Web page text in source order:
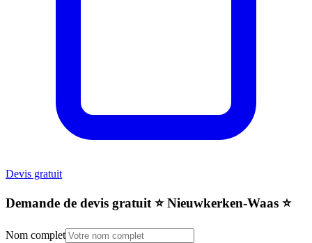
Devis gratuit
Demande de devis gratuit ⭐️ Nieuwkerken-Waas ⭐️
Nom complet